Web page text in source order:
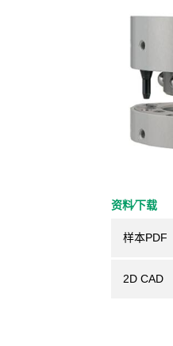
资料⁄下载
样本PDF
2D CAD